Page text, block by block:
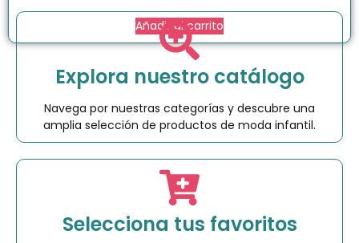
Añadir al carrito
Explora nuestro catálogo
Navega por nuestras categorías y descubre una
amplia selección de productos de moda infantil.
Selecciona tus favoritos